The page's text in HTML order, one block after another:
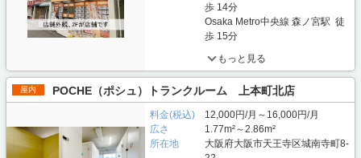
歩 14分
Osaka Metro中央線 森ノ宮駅 徒
歩 15分
もっと見る
屋内 POCHE（ポシュ）トランクルーム 上本町北店
料金(税込)
12,000円/月～16,000円/月
広さ
1.77m²～2.86m²
所在地
大阪府大阪市天王寺区城南寺町8-